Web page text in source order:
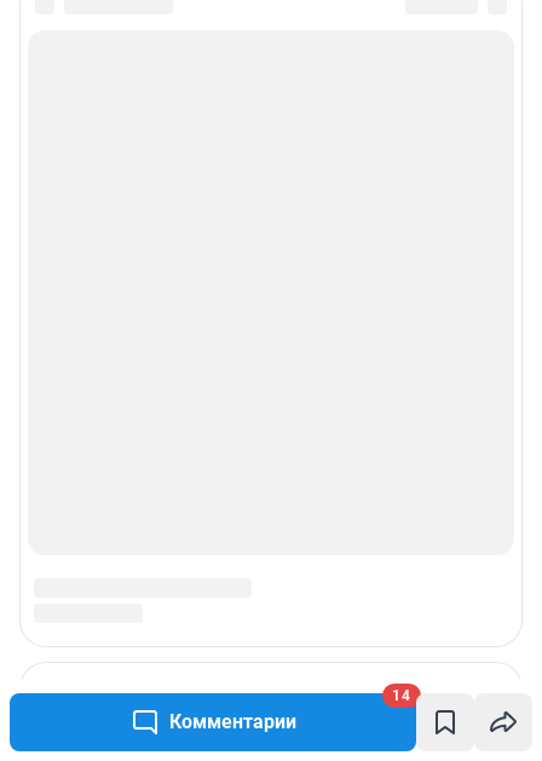
Комментарии
14
Подписаться на новости